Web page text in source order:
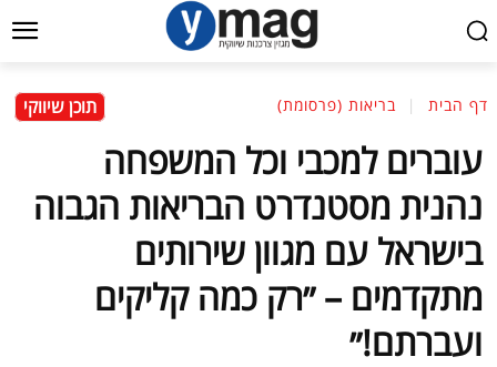
דף הבית בריאות (פרסומת) תוכן שיווקי
עוברים למכבי וכל המשפחה
נהנית מסטנדרט הבריאות הגבוה
בישראל עם מגוון שירותים
מתקדמים – ״רק כמה קליקים
ועברתם!״